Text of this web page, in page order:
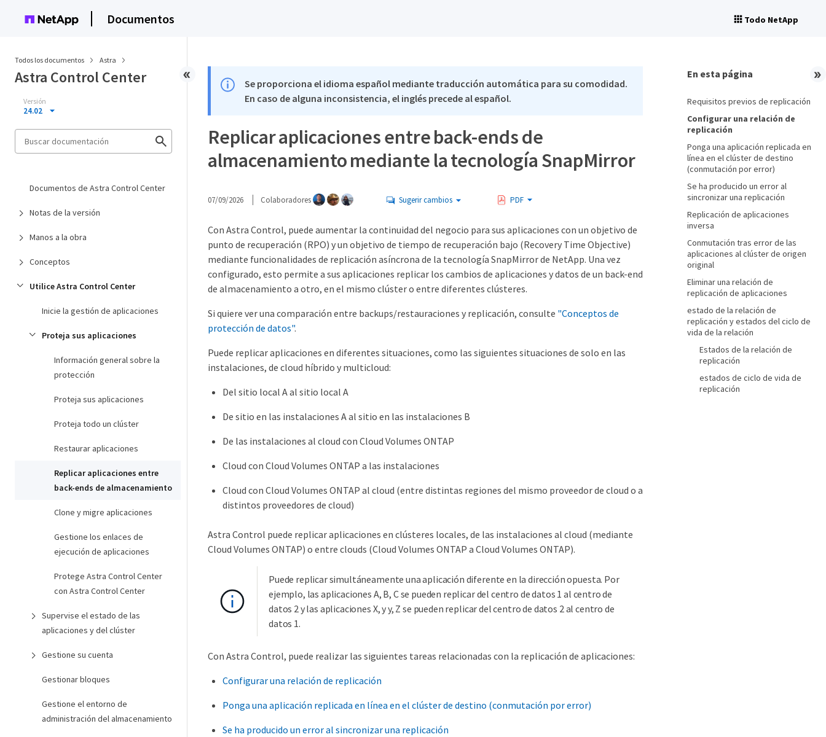
Documentos Todo NetApp
Todos los documentos Astra
Astra Control Center
Versión
24.02
Documentos de Astra Control Center
Notas de la versión
Manos a la obra
Conceptos
Utilice Astra Control Center
Inicie la gestión de aplicaciones
Proteja sus aplicaciones
Información general sobre la
protección
Proteja sus aplicaciones
Proteja todo un clúster
Restaurar aplicaciones
Replicar aplicaciones entre
back-ends de almacenamiento
Clone y migre aplicaciones
Gestione los enlaces de
ejecución de aplicaciones
Protege Astra Control Center
con Astra Control Center
Supervise el estado de las
aplicaciones y del clúster
Gestione su cuenta
Gestionar bloques
Gestione el entorno de
administración del almacenamiento
Se proporciona el idioma español mediante traducción automática para su comodidad.
En caso de alguna inconsistencia, el inglés precede al español.
Replicar aplicaciones entre back-ends de
almacenamiento mediante la tecnología SnapMirror
07/09/2026 Colaboradores Sugerir cambios PDF
Con Astra Control, puede aumentar la continuidad del negocio para sus aplicaciones con un objetivo de
punto de recuperación (RPO) y un objetivo de tiempo de recuperación bajo (Recovery Time Objective)
mediante funcionalidades de replicación asíncrona de la tecnología SnapMirror de NetApp. Una vez
configurado, esto permite a sus aplicaciones replicar los cambios de aplicaciones y datos de un back-end
de almacenamiento a otro, en el mismo clúster o entre diferentes clústeres.
Si quiere ver una comparación entre backups/restauraciones y replicación, consulte "Conceptos de
protección de datos".
Puede replicar aplicaciones en diferentes situaciones, como las siguientes situaciones de solo en las
instalaciones, de cloud híbrido y multicloud:
Del sitio local A al sitio local A
De sitio en las instalaciones A al sitio en las instalaciones B
De las instalaciones al cloud con Cloud Volumes ONTAP
Cloud con Cloud Volumes ONTAP a las instalaciones
Cloud con Cloud Volumes ONTAP al cloud (entre distintas regiones del mismo proveedor de cloud o a
distintos proveedores de cloud)
Astra Control puede replicar aplicaciones en clústeres locales, de las instalaciones al cloud (mediante
Cloud Volumes ONTAP) o entre clouds (Cloud Volumes ONTAP a Cloud Volumes ONTAP).
Puede replicar simultáneamente una aplicación diferente en la dirección opuesta. Por
ejemplo, las aplicaciones A, B, C se pueden replicar del centro de datos 1 al centro de
datos 2 y las aplicaciones X, y y, Z se pueden replicar del centro de datos 2 al centro de
datos 1.
Con Astra Control, puede realizar las siguientes tareas relacionadas con la replicación de aplicaciones:
Configurar una relación de replicación
Ponga una aplicación replicada en línea en el clúster de destino (conmutación por error)
Se ha producido un error al sincronizar una replicación
En esta página
Requisitos previos de replicación
Configurar una relación de
replicación
Ponga una aplicación replicada en
línea en el clúster de destino
(conmutación por error)
Se ha producido un error al
sincronizar una replicación
Replicación de aplicaciones
inversa
Conmutación tras error de las
aplicaciones al clúster de origen
original
Eliminar una relación de
replicación de aplicaciones
estado de la relación de
replicación y estados del ciclo de
vida de la relación
Estados de la relación de
replicación
estados de ciclo de vida de
replicación